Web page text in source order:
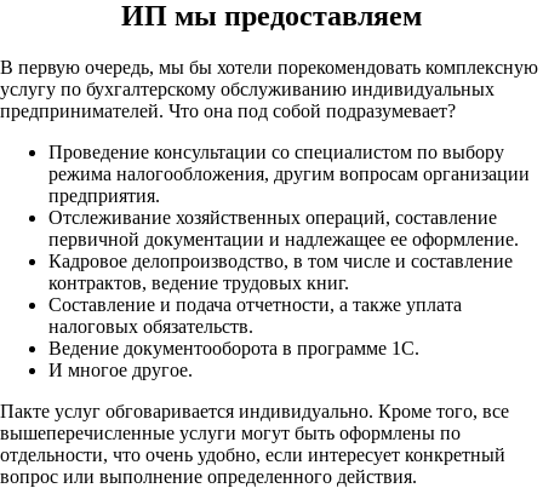
ИП мы предоставляем
В первую очередь, мы бы хотели порекомендовать комплексную
услугу по бухгалтерскому обслуживанию индивидуальных
предпринимателей. Что она под собой подразумевает?
Проведение консультации со специалистом по выбору
режима налогообложения, другим вопросам организации
предприятия.
Отслеживание хозяйственных операций, составление
первичной документации и надлежащее ее оформление.
Кадровое делопроизводство, в том числе и составление
контрактов, ведение трудовых книг.
Составление и подача отчетности, а также уплата
налоговых обязательств.
Ведение документооборота в программе 1С.
И многое другое.
Пакте услуг обговаривается индивидуально. Кроме того, все
вышеперечисленные услуги могут быть оформлены по
отдельности, что очень удобно, если интересует конкретный
вопрос или выполнение определенного действия.